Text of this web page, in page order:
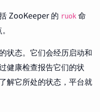
ZooKeeper 的 ruok 命
状态。它们会经历启动和
健康检查报告它们的状
解它所处的状态，平台就